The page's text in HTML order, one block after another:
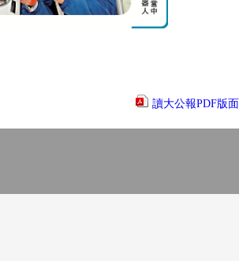
讀大公報PDF版面